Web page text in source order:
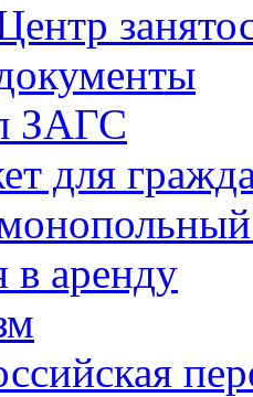
ЗАГС
для
в аренду